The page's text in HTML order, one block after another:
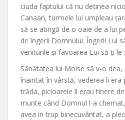
ciuda faptului că nu deținea
Canaan, turmele lui umpleau
să se atingă de o oaie de a lui
de îngerii Domnului. Îngerii Lui
veniturile și favoarea Lui să ți le
Sănătatea lui Moise să v-o
înaintat în vârstă, vederea îi
trăda, picioarele îi erau tinere
munte când Domnul l-a
avea in trup binecuvântat, a